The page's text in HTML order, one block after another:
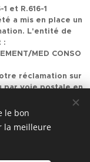
et R.616-1
a mis en place un
L'entité de
:
MED CONSO
réclamation sur
par voie postale en
MED CONSO
SAS
FRANCE
le bon
la meilleure